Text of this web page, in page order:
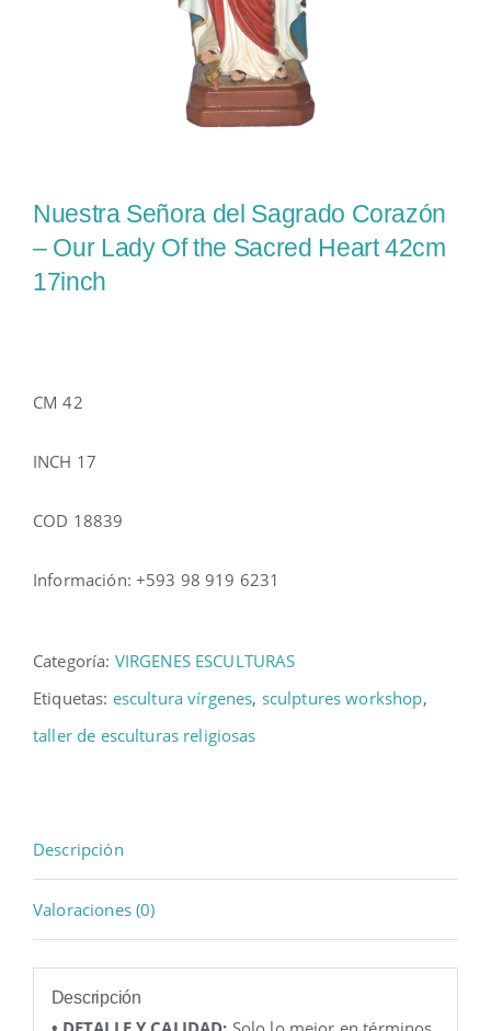
Nuestra Señora del Sagrado Corazón
– Our Lady Of the Sacred Heart 42cm
17inch
CM 42
INCH 17
COD 18839
Información: +593 98 919 6231
Categoría: VIRGENES ESCULTURAS
Etiquetas: escultura vírgenes, sculptures workshop,
taller de esculturas religiosas
Descripción
Valoraciones (0)
Descripción